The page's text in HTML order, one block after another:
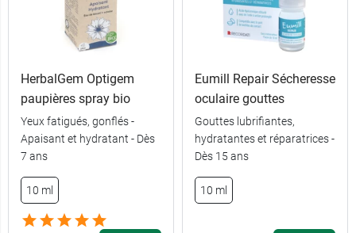
HerbalGem Optigem
paupières spray bio
Yeux fatigués, gonflés -
Apaisant et hydratant - Dès
7 ans
10 ml
Eumill Repair Sécheresse
oculaire gouttes
Gouttes lubrifiantes,
hydratantes et réparatrices -
Dès 15 ans
10 ml